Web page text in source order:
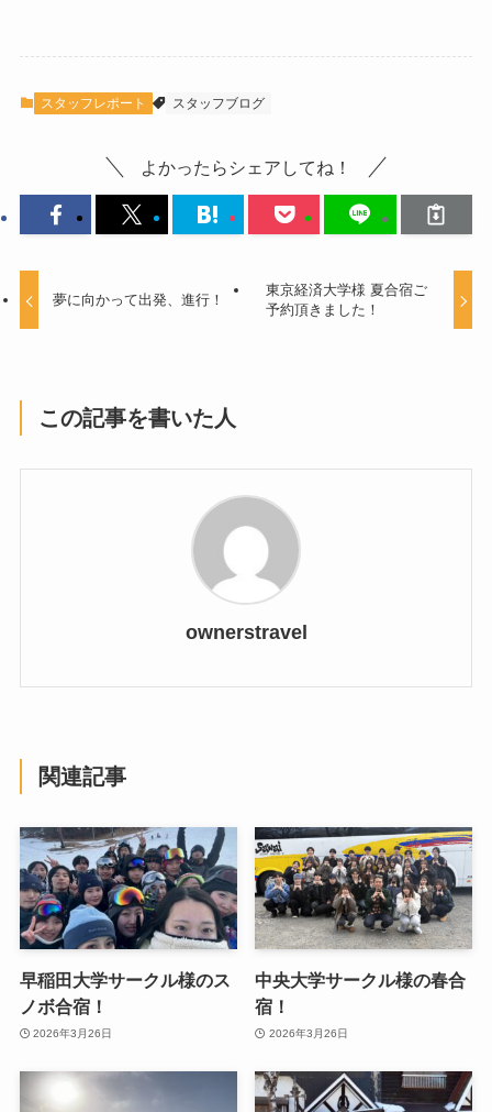
スタッフレポート スタッフブログ
よかったらシェアしてね！
夢に向かって出発、進行！
東京経済大学様 夏合宿ご
予約頂きました！
この記事を書いた人
ownerstravel
関連記事
早稲田大学サークル様のス
ノボ合宿！
2026年3月26日
中央大学サークル様の春合
宿！
2026年3月26日